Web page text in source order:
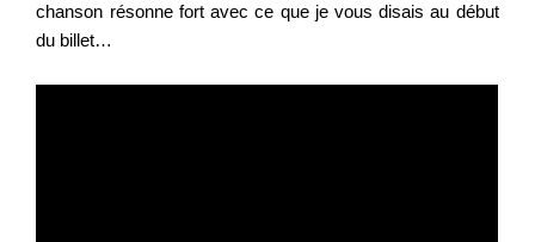
chanson résonne fort avec ce que je vous disais au début
du billet…